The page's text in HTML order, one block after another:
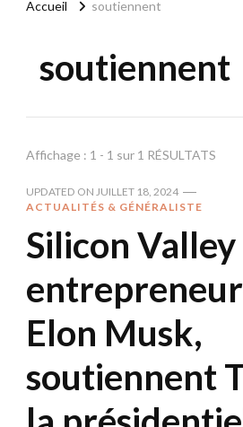
Accueil soutiennent
soutiennent
Affichage : 1 - 1 sur 1 RÉSULTATS
UPDATED ON JUILLET 18, 2024
ACTUALITÉS & GÉNÉRALISTE
Silicon Valley
Elon Musk,
soutiennent